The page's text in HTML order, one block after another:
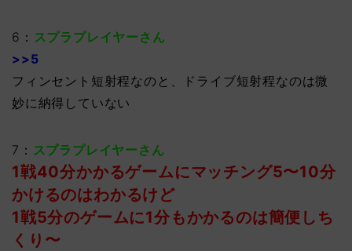
6： スプラプレイヤーさん
>>5
フィンセント短射程なのと、ドライブ短射程なのは微
妙に納得していない
7： スプラプレイヤーさん
1戦40分かかるゲームにマッチング5〜10分
かけるのはわかるけど
1戦5分のゲームに1分もかかるのは簡便しち
くり〜